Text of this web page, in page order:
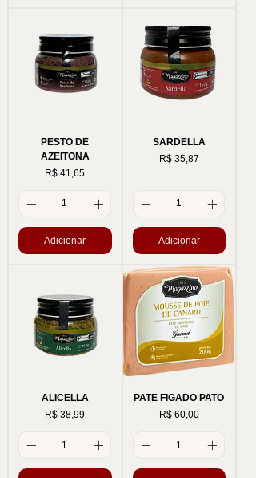
PESTO DE
AZEITONA
Preço
R$ 41,65
Adicionar
SARDELLA
Preço
R$ 35,87
Adicionar
ALICELLA
Preço
R$ 38,99
PATE FIGADO PATO
Preço
R$ 60,00